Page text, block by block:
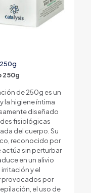
250g
de 250g es un
la higiene íntima
diseñado
fisiológicas
del cuerpo. Su
reconocido por
sin perturbar
en un alivio
y el
provocados por
el uso de